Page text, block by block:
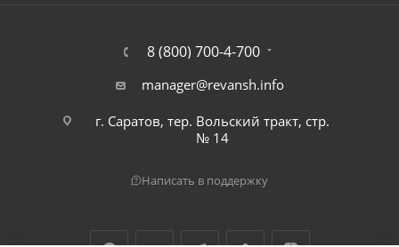
8 (800) 700-4-700
manager@revansh.info
г. Саратов, тер. Вольский тракт, стр.
№ 14
Написать в поддержку